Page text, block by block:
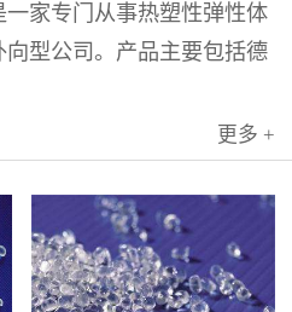
家专门从事热塑性弹性体
型公司。产品主要包括德
更多 +